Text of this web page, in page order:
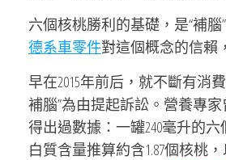
六個核桃勝利的基礎，是“補
德系車零件對這個概念的信賴
早在2015年前后，就不斷有消
補腦”為由提起訴訟。營養專
得出過數據：一罐240毫升的
白質含量推算約含1.87個核桃